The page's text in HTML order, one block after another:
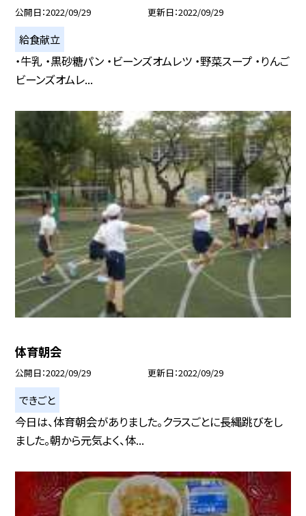
公開日 2022/09/29 更新日 2022/09/29
給食献立
・牛乳 ・黒砂糖パン ・ビーンズオムレツ ・野菜スープ ・りんご
ビーンズオムレ...
体育朝会
公開日 2022/09/29 更新日 2022/09/29
できごと
今日は、体育朝会がありました。クラスごとに長縄跳びをし
ました。朝から元気よく、体...